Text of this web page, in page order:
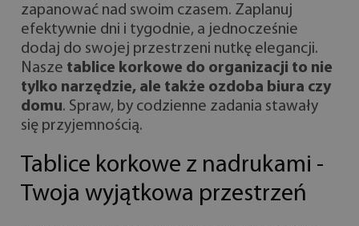
zapanować nad swoim czasem. Zaplanuj
efektywnie dni i tygodnie, a jednocześnie
dodaj do swojej przestrzeni nutkę elegancji.
Nasze tablice korkowe do organizacji to nie
tylko narzędzie, ale także ozdoba biura czy
domu. Spraw, by codzienne zadania stawały
się przyjemnością.
Tablice korkowe z nadrukami -
Twoja wyjątkowa przestrzeń